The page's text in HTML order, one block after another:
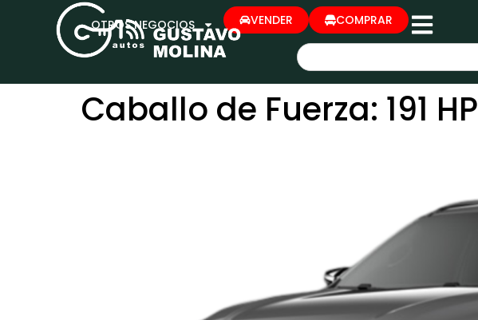
OTROS NEGOCIOS VENDER COMPRAR
Caballo de Fuerza: 191 HP